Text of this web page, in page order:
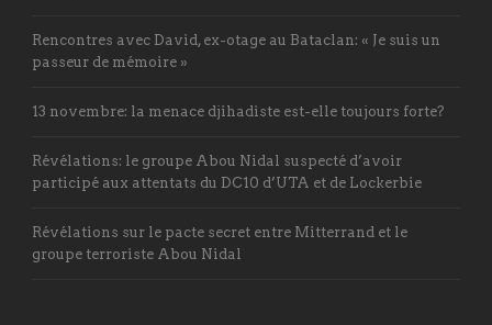
Rencontres avec David, ex-otage au Bataclan: « Je suis un
passeur de mémoire »
13 novembre: la menace djihadiste est-elle toujours forte?
Révélations: le groupe Abou Nidal suspecté d’avoir
participé aux attentats du DC10 d’UTA et de Lockerbie
Révélations sur le pacte secret entre Mitterrand et le
groupe terroriste Abou Nidal